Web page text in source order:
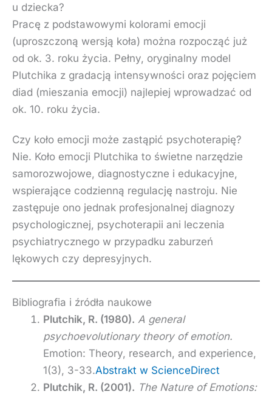
u dziecka?
Pracę z podstawowymi kolorami emocji
(uproszczoną wersją koła) można rozpocząć już
od ok. 3. roku życia. Pełny, oryginalny model
Plutchika z gradacją intensywności oraz pojęciem
diad (mieszania emocji) najlepiej wprowadzać od
ok. 10. roku życia.
Czy koło emocji może zastąpić psychoterapię?
Nie. Koło emocji Plutchika to świetne narzędzie
samorozwojowe, diagnostyczne i edukacyjne,
wspierające codzienną regulację nastroju. Nie
zastępuje ono jednak profesjonalnej diagnozy
psychologicznej, psychoterapii ani leczenia
psychiatrycznego w przypadku zaburzeń
lękowych czy depresyjnych.
Bibliografia i źródła naukowe
Plutchik, R. (1980). A general
psychoevolutionary theory of emotion.
Emotion: Theory, research, and experience,
1(3), 3-33.Abstrakt w ScienceDirect
Plutchik, R. (2001). The Nature of Emotions: